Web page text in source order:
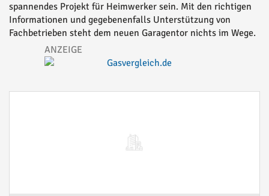
spannendes Projekt für Heimwerker sein. Mit den richtigen
Informationen und gegebenenfalls Unterstützung von
Fachbetrieben steht dem neuen Garagentor nichts im Wege.